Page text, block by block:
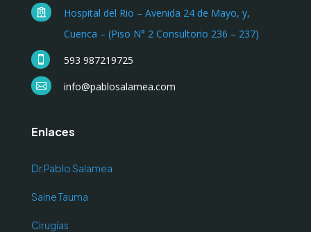

Hospital del Rio – Avenida 24 de Mayo, y,
Cuenca – (Piso N° 2 Consultorio 236 – 237)
 593 987219725
 info@pablosalamea.com
Enlaces
Dr.Pablo Salamea
Saine Tauma
Cirugías